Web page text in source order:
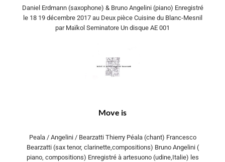
Daniel Erdmann (saxophone) & Bruno Angelini (piano) Enregistré
le 18 19 décembre 2017 au Deux pièce Cuisine du Blanc-Mesnil
par Maïkol Seminatore Un disque AE 001
Move is
Peala / Angelini / Bearzatti Thierry Péala (chant) Francesco
Bearzatti (sax tenor, clarinette,compositions) Bruno Angelini (
piano, compositions) Enregistré à artesuono (udine,Italie) les